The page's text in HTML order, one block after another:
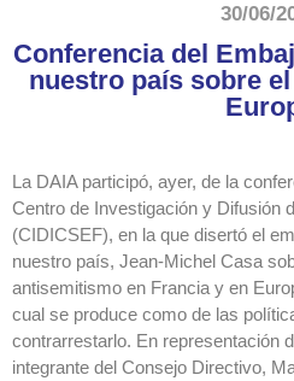
30/06/
Conferencia del
nuestro país sobre
La DAIA participó, ayer, de la
Centro de Investigación y Difusión
(CIDICSEF), en la que disertó el
nuestro país, Jean-Michel Casa
antisemitismo en Francia y en
cual se produce como de las
contrarrestarlo. En representación
integrante del Consejo Directivo,